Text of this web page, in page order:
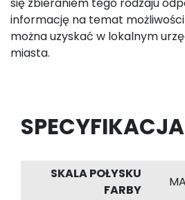
informację na temat
można uzyskać w lokalnym
miasta.
SPECYFIKACJA
SKALA POŁYSKU
FARBY